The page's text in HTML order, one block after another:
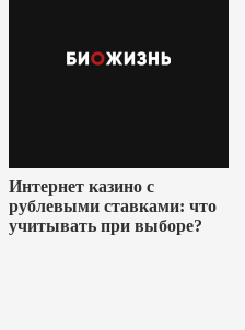
Интернет казино с
рублевыми ставками: что
учитывать при выборе?